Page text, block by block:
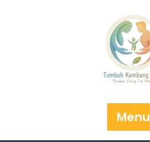
Menu